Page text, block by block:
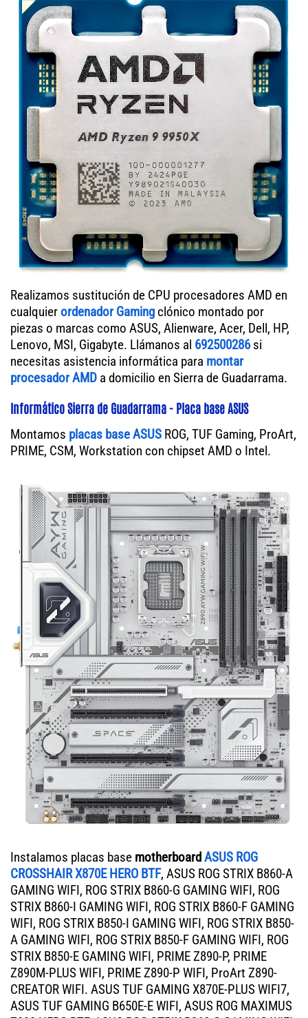
Realizamos sustitución de CPU procesadores AMD en
cualquierordenador Gaming clónico montado por
piezas o marcas como ASUS, Alienware, Acer, Dell, HP,
Lenovo, MSI, Gigabyte. Llámanos al 692500286si
necesitas asistencia informática para montar
procesador AMD a domicilio en Sierra de Guadarrama.
Informático Sierra de Guadarrama - Placa base ASUS
Montamos placas base ASUS ROG, TUF Gaming, ProArt,
PRIME, CSM, Workstation con chipset AMD o Intel.
Instalamos placas base motherboardASUS ROG
CROSSHAIR X870E HERO BTF, ASUS ROG STRIX B860-A
GAMING WIFI, ROG STRIX B860-G GAMING WIFI, ROG
STRIX B860-I GAMING WIFI, ROG STRIX B860-F GAMING
WIFI, ROG STRIX B850-I GAMING WIFI, ROG STRIX B850-
A GAMING WIFI, ROG STRIX B850-F GAMING WIFI, ROG
STRIX B850-E GAMING WIFI, PRIME Z890-P, PRIME
Z890M-PLUS WIFI, PRIME Z890-P WIFI, ProArt Z890-
CREATOR WIFI. ASUS TUF GAMING X870E-PLUS WIFI7,
ASUS TUF GAMING B650E-E WIFI, ASUS ROG MAXIMUS